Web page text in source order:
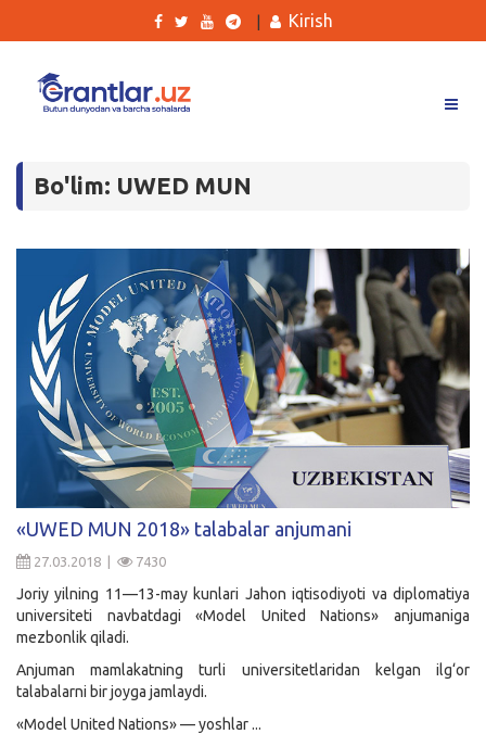
Tanlovlar
Kurslar
Blog
Yana
Qidirish
Kirish
Bo'lim: UWED MUN
«UWED MUN 2018» talabalar anjumani
27.03.2018 | 7430
Joriy yilning 11—13-may kunlari Jahon iqtisodiyoti va diplomatiya
universiteti navbatdagi «Model United Nations» anjumaniga
mezbonlik qiladi.
Anjuman mamlakatning turli universitetlaridan kelgan ilg‘or
talabalarni bir joyga jamlaydi.
«Model United Nations» — yoshlar ...